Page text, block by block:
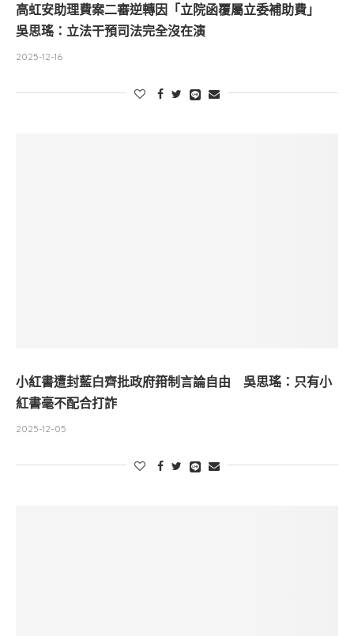
高虹安助理費案二審逆轉因「立院函覆屬立委補助費」
吳思瑤：立法干預司法完全沒在演
2025-12-16
小紅書遭封藍白齊批政府箝制言論自由 吳思瑤：只有小
紅書毫不配合打詐
2025-12-05